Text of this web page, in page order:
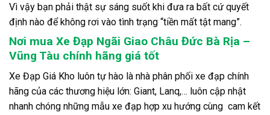
Vì vậy bạn phải thật sự sáng suốt khi đưa ra bất cứ quyết
định nào để không rơi vào tình trạng “tiền mất tật mang”.
Nơi mua Xe Đạp Ngãi Giao Châu Đức Bà Rịa –
Vũng Tàu chính hãng giá tốt
Xe Đạp Giá Kho luôn tự hào là nhà phân phối xe đạp chính
hãng của các thương hiệu lớn: Giant, Lanq,… luôn cập nhật
nhanh chóng những mẫu xe đạp hợp xu hướng cùng cam kết